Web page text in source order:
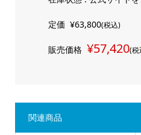
定価 ¥63,800(税込)
販売価格 ¥57,420(税
関連商品